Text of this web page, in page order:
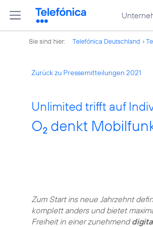
Sie sind hier: Telefónica Deutschland
Zurück zu Pressemitteilungen 2021
Unlimited trifft auf
O2 denkt
Zum Start ins neue Jahrzehnt
komplett anders und bietet
Freiheit in einer zunehmend